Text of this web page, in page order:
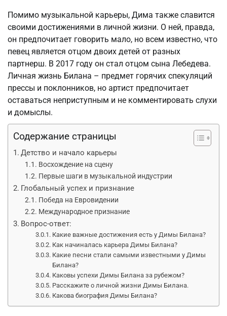
Помимо музыкальной карьеры, Дима также славится
своими достижениями в личной жизни. О ней, правда,
он предпочитает говорить мало, но всем известно, что
певец является отцом двоих детей от разных
партнерш. В 2017 году он стал отцом сына Лебедева.
Личная жизнь Билана – предмет горячих спекуляций
прессы и поклонников, но артист предпочитает
оставаться неприступным и не комментировать слухи
и домыслы.
Содержание страницы
Детство и начало карьеры
Восхождение на сцену
Первые шаги в музыкальной индустрии
Глобальный успех и признание
Победа на Евровидении
Международное признание
Вопрос-ответ:
Какие важные достижения есть у Димы Билана?
Как начиналась карьера Димы Билана?
Какие песни стали самыми известными у Димы
Билана?
Каковы успехи Димы Билана за рубежом?
Расскажите о личной жизни Димы Билана.
Какова биография Димы Билана?